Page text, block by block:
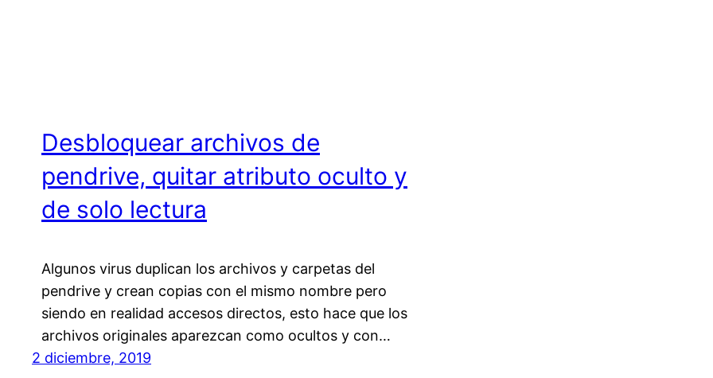
Desbloquear archivos de
pendrive, quitar atributo oculto y
de solo lectura
Algunos virus duplican los archivos y carpetas del
pendrive y crean copias con el mismo nombre pero
siendo en realidad accesos directos, esto hace que los
archivos originales aparezcan como ocultos y con…
2 diciembre, 2019